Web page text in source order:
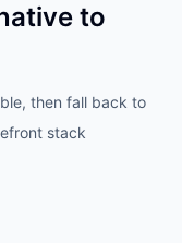
to
then fall back to
stack